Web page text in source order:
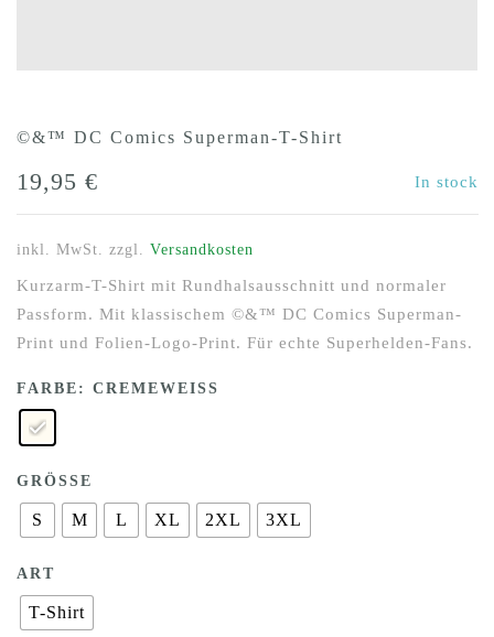
©&™ DC Comics Superman-T-Shirt
19,95 € In stock
inkl. MwSt. zzgl. Versandkosten
Kurzarm-T-Shirt mit Rundhalsausschnitt und normaler
Passform. Mit klassischem ©&™ DC Comics Superman-
Print und Folien-Logo-Print. Für echte Superhelden-Fans.
FARBE : CREMEWEISS
GRÖSSE
S M L XL 2XL 3XL
ART
T-Shirt